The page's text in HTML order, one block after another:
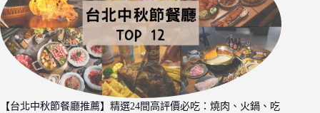
【台北中秋節餐廳推薦】精選24間高評價必吃：燒肉、火鍋、吃